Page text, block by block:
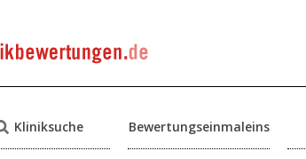
Kliniksuche Bewertungseinmaleins